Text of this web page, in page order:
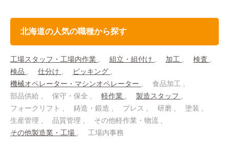
北海道の人気の職種から探す
工場スタッフ・工場内作業 組立・組付け 加工
検査
検品
仕分け
ピッキング
機械オペレーター・マシンオペレーター
食品加工
部品供給
保守・保全 軽作業
製造スタッフ
フォークリフト
鋳造・鍛造 プレス 研磨
塗装
生産管理
品質管理
その他軽作業・物流
その他製造業・工場
工場内事務